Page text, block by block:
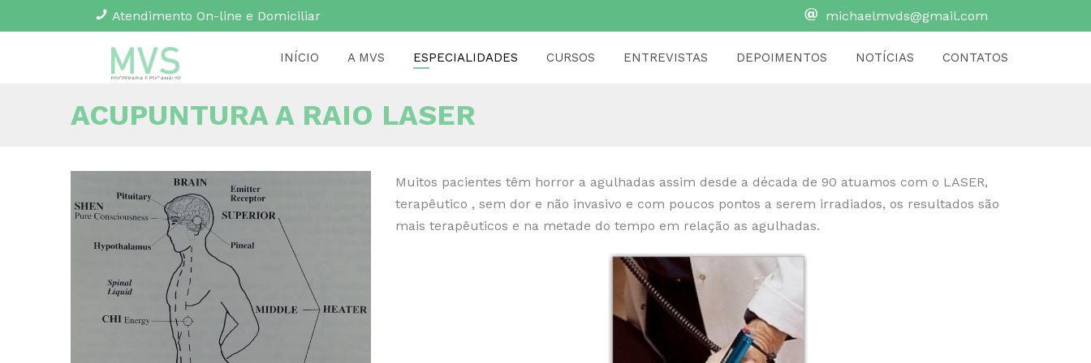
Atendimento On-line e Domiciliar michaelmvds@gmail.com
INÍCIO A MVS ESPECIALIDADES CURSOS ENTREVISTAS DEPOIMENTOS NOTÍCIAS CONTATOS
ACUPUNTURA A RAIO LASER
Muitos pacientes têm horror a agulhadas assim desde a década de 90 atuamos com o LASER,
terapêutico , sem dor e não invasivo e com poucos pontos a serem irradiados, os resultados são
mais terapêuticos e na metade do tempo em relação as agulhadas.